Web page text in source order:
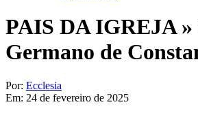
PAIS DA IGREJA »
Germano de
Por: Ecclesia
Em: 24 de fevereiro de 2025